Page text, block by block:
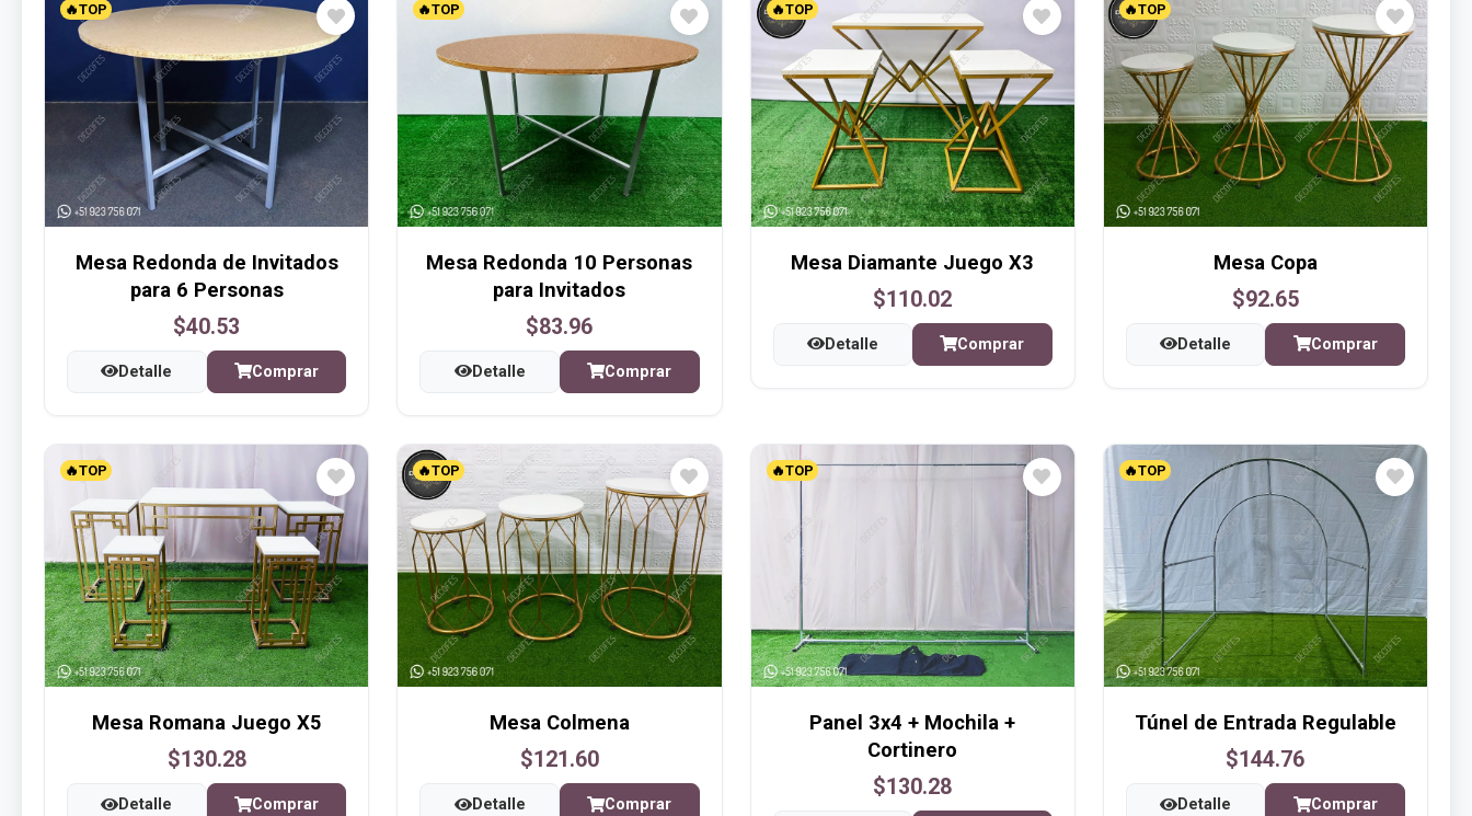
🔥TOP
Mesa Redonda de Invitados
para 6 Personas
$40.53
Detalle Comprar
🔥TOP
Mesa Redonda 10 Personas
para Invitados
$83.96
Detalle Comprar
🔥TOP
Mesa Diamante Juego X3
$110.02
Detalle Comprar
🔥TOP
Mesa Copa
$92.65
Detalle Comprar
🔥TOP
Mesa Romana Juego X5
$130.28
Detalle Comprar
🔥TOP
Mesa Colmena
$121.60
Detalle Comprar
🔥TOP
Panel 3x4 + Mochila +
Cortinero
$130.28
🔥TOP
Túnel de Entrada Regulable
$144.76
Detalle Comprar